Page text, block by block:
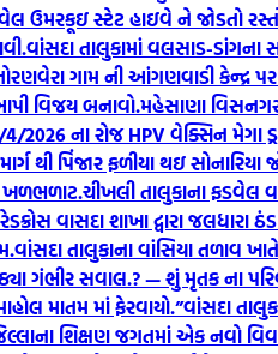
ઉમરકૂઇ સ્ટેટ હાઇવે ને જોડતો
વાંસદા તાલુકામાં વલસાડ-
ગામ ની આંગણવાડી કેન્દ્ર
વિજય બનાવો.મહેસાણા
ના રોજ HPV વેક્સિન મેગા
થી પિંજાર ફળીયા થઇ
ખળભળાટ.ચીખલી તાલુકાના ફડવેલ
વાસદા શાખા દ્વારા જલધારા
વાંસદા તાલુકાના વાંસિયા તળાવ
ગંભીર સવાલ.? — શું મૃતક ના
માતમ માં ફેરવાયો.”વાંસદા
શિક્ષણ જગતમાં એક નવો